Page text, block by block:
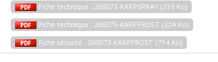
Fiche technique : 260073-KARPSPRAY (219 Ko)
Fiche technique : 260073-KARPFROST (224 Ko)
Fiche sécurité : 260073-KARPFROST (714 Ko)